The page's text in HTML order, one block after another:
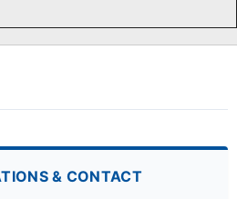
& CONTACT